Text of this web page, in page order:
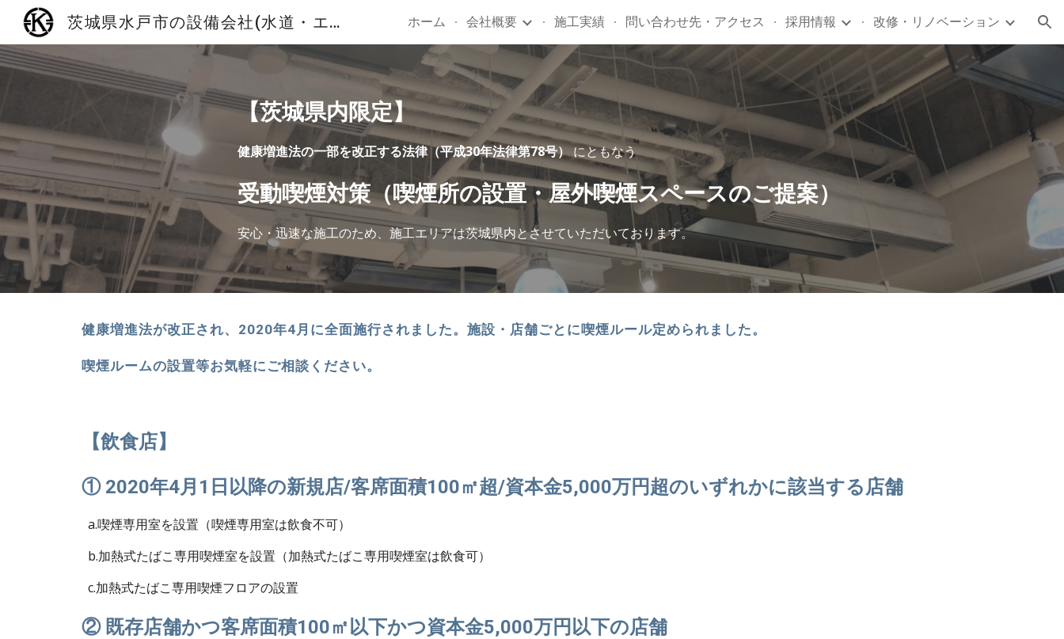
Skip to main content Skip to navigation
茨城県水戸市の設備会社(水道・エアコン・換気扇)│第一設備工業株式会社 ホーム 会社概要 施工実績 問い合わせ先・アクセス 採用情報 改修・リノベーション
【茨城県内限定】
健康増進法の一部を改正する法律（平成30年法律第78号） にともなう
受動喫煙対策（喫煙所の設置・屋外喫煙スペースのご提案）
安心・迅速な施工のため、施工エリアは茨城県内とさせていただいております。
健康増進法が改正され、2020年4月に全面施行されました。施設・店舗ごとに喫煙ルール定められました。
喫煙ルームの設置等お気軽にご相談ください。
【飲食店】
① 2020年4月1日以降の新規店/客席面積100㎡超/資本金5,000万円超のいずれかに該当する店舗
  a.喫煙専用室を設置（喫煙専用室は飲食不可）
  b.加熱式たばこ専用喫煙室を設置（加熱式たばこ専用喫煙室は飲食可）
  c.加熱式たばこ専用喫煙フロアの設置
② 既存店舗かつ客席面積100㎡以下かつ資本金5,000万円以下の店舗